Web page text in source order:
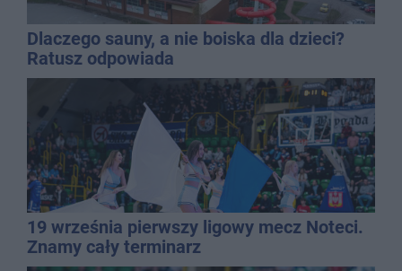
Dlaczego sauny, a nie boiska dla dzieci?
Ratusz odpowiada
19 września pierwszy ligowy mecz Noteci.
Znamy cały terminarz